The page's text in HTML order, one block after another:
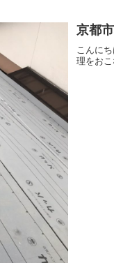
京都
こんに
理をお